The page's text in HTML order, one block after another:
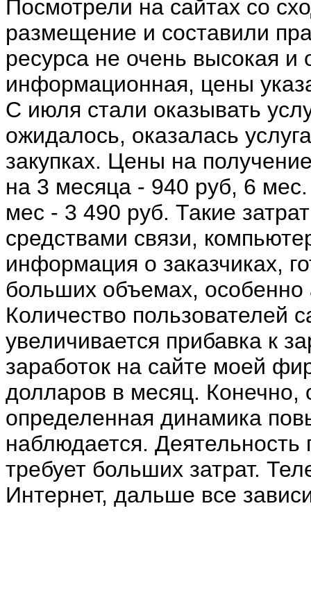
Посмотрели на сайтах со
размещение и составили
ресурса не очень высокая и
информационная, цены
С июля стали оказывать
ожидалось, оказалась
закупках. Цены на
на 3 месяца - 940 руб, 6
мес - 3 490 руб. Такие
средствами связи,
информация о заказчиках,
больших объемах, особенно
Количество пользователей
увеличивается прибавка к
заработок на сайте моей
долларов в месяц. Конечно,
определенная динамика
наблюдается.
требует больших затрат.
Интернет, дальше все